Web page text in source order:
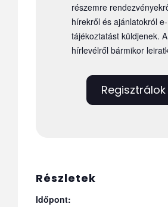
részemre
hírekről és ajánlatokról
tájékoztatást küldjenek. A
hírlevélről bármikor
Regisztrálok
Részletek
Időpont: